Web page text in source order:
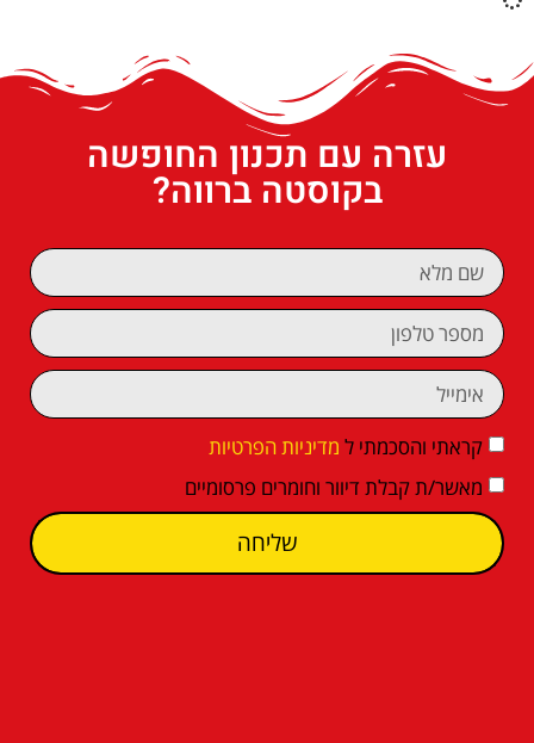
עזרה עם תכנון החופשה
בקוסטה ברווה?
קראתי והסכמתי ל מדיניות הפרטיות
מאשר/ת קבלת דיוור וחומרים פרסומיים
שליחה